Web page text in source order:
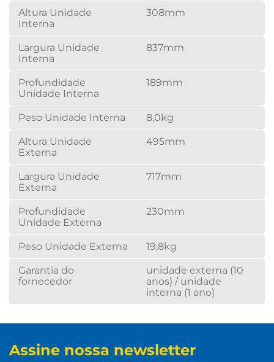
Altura Unidade
Interna
308mm
Largura Unidade
Interna
837mm
Profundidade
Unidade Interna
189mm
Peso Unidade Interna 8,0kg
Altura Unidade
Externa
495mm
Largura Unidade
Externa
717mm
Profundidade
Unidade Externa
230mm
Peso Unidade Externa 19,8kg
Garantia do
fornecedor
unidade externa (10
anos) / unidade
interna (1 ano)
Assine nossa newsletter